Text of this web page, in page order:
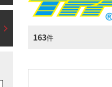
163件